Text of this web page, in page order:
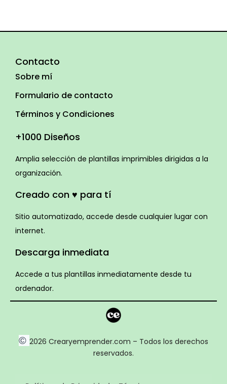
Contacto
Sobre mí
Formulario de contacto
Términos y Condiciones
+1000 Diseños
Amplia selección de plantillas imprimibles dirigidas a la
organización.
Creado con ♥ para tí
Sitio automatizado, accede desde cualquier lugar con
internet.
Descarga inmediata
Accede a tus plantillas inmediatamente desde tu
ordenador.
© 2026 Crearyemprender.com – Todos los derechos
reservados.